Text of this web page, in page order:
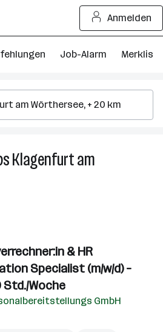
Anmelden
Job-Alarm Merkliste
Klagenfurt am
& HR
Specialist (m/w/d) –
Std./Woche
GmbH